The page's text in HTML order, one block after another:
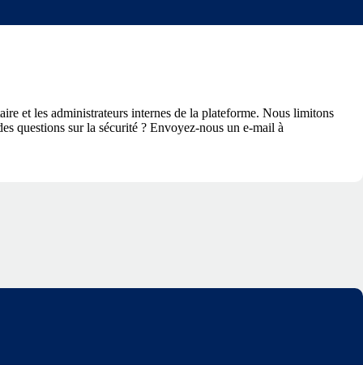
et les administrateurs internes de la plateforme. Nous limitons
questions sur la sécurité ? Envoyez-nous un e-mail à